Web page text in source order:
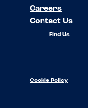
Careers
Contact Us
Find Us
Cookie Policy